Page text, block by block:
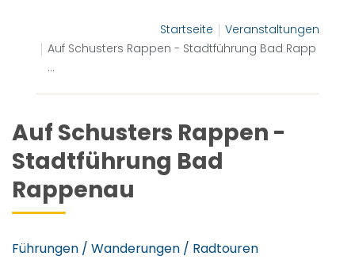
Startseite
Veranstaltungen
Auf Schusters Rappen - Stadtführung Bad Rapp
...
Auf Schusters Rappen -
Stadtführung Bad
Rappenau
Führungen / Wanderungen / Radtouren